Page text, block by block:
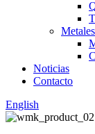
Noticias
Contacto
English